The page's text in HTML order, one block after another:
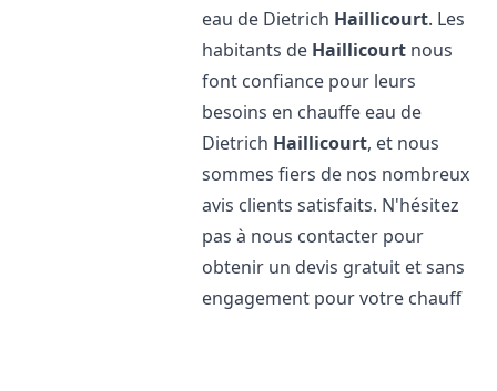
eau de Dietrich Haillicourt. Les
habitants de Haillicourt nous
font confiance pour leurs
besoins en chauffe eau de
Dietrich Haillicourt, et nous
sommes fiers de nos nombreux
avis clients satisfaits. N'hésitez
pas à nous contacter pour
obtenir un devis gratuit et sans
engagement pour votre chauff